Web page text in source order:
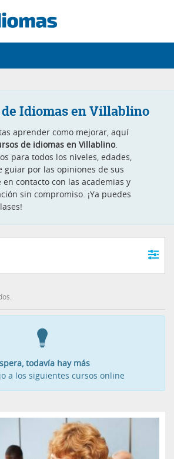
Idiomas en Villablino
aprender como mejorar, aquí
de idiomas en Villablino.
para todos los niveles, edades,
guiar por las opiniones de sus
en contacto con las academias y
sin compromiso. ¡Ya puedes
todavía hay más
a los siguientes cursos online